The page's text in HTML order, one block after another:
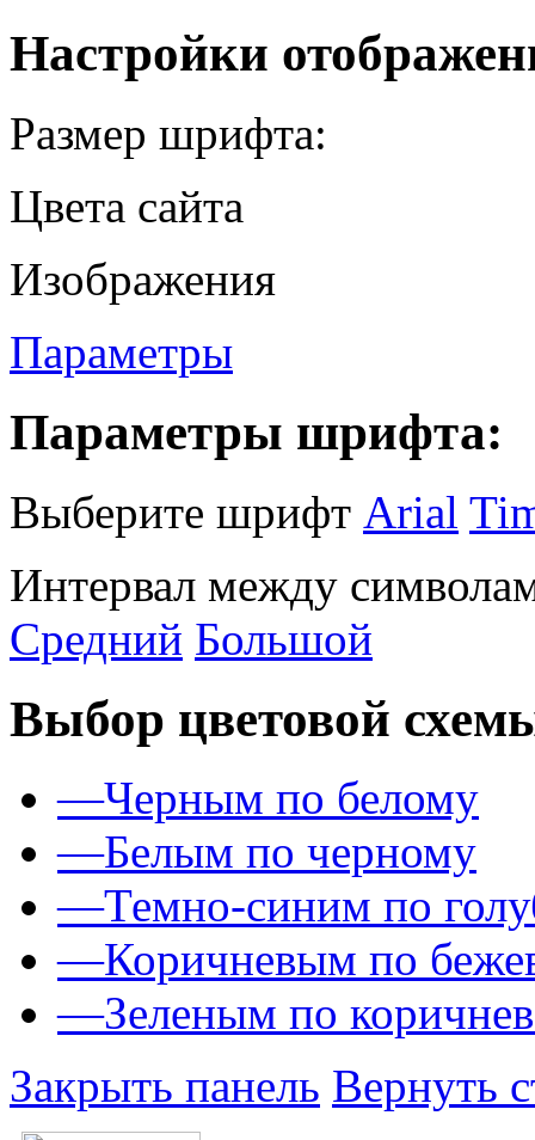
Настройки
Размер шрифта:
Цвета сайта
Изображения
Параметры
Параметры шрифта:
Выберите шрифт Arial
Интервал между
Средний Большой
Выбор цветовой
—Черным по белому
—Белым по черному
—Темно-синим по
—Коричневым по
—Зеленым по
Закрыть панель Вернуть